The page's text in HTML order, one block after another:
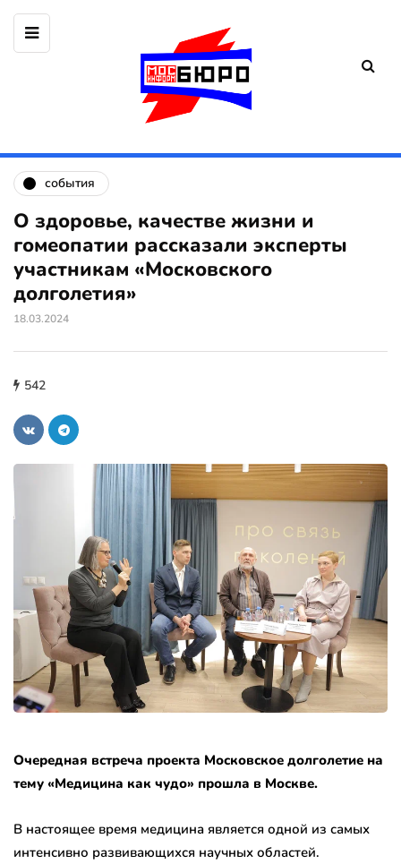
события
О здоровье, качестве жизни и
гомеопатии рассказали эксперты
участникам «Московского
долголетия»
18.03.2024
542
Очередная встреча проекта Московское долголетие на
тему «Медицина как чудо» прошла в Москве.
В настоящее время медицина является одной из самых
интенсивно развивающихся научных областей.